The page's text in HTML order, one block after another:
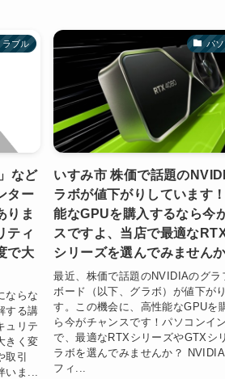
ブル
など
ター
りま
ティ
で大
ならな
する講
ュリテ
きく変
取引
いま...
パ
いすみ市 株価で話題の
ラボが値下がりしています
能なGPUを購入するなら今
スですよ、当店で最適な
シリーズを選んでみません
最近、株価で話題のNVIDIAのグラ
ボード（以下、グラボ）が値下が
す。この機会に、高性能なGPUを
ら今がチャンスです！パソコンイ
で、最適なRTXシリーズやGTXシ
ラボを選んでみませんか？
フィ...